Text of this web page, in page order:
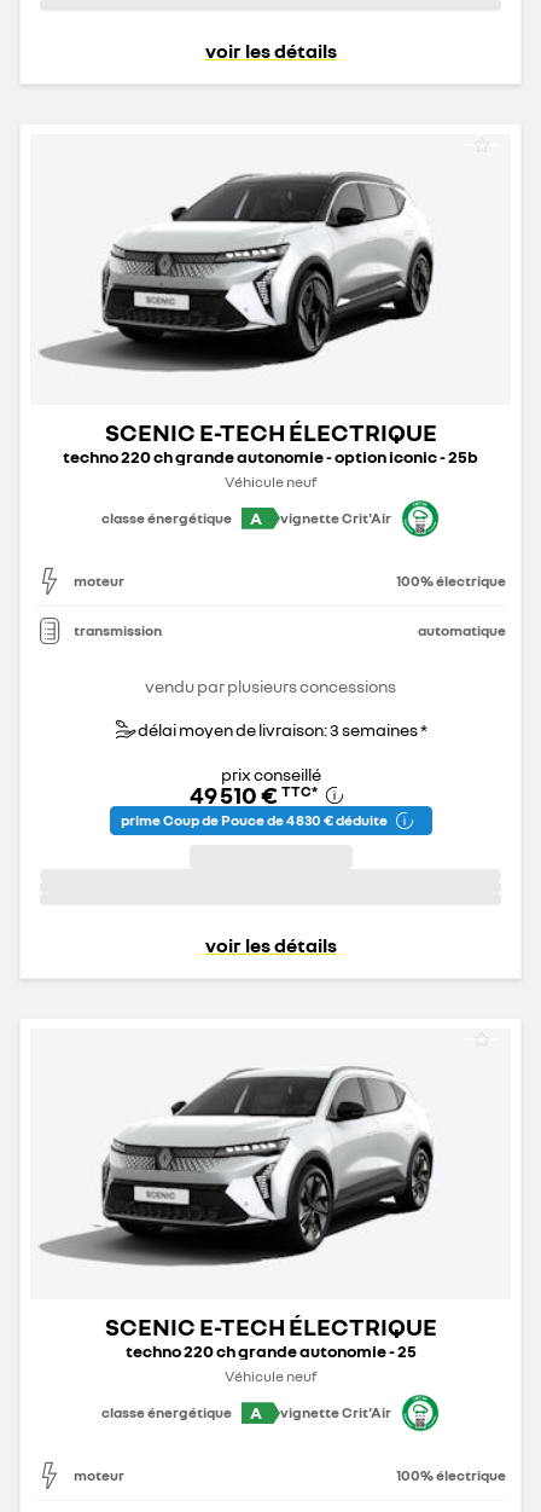
voir les détails
SCENIC E-TECH ÉLECTRIQUE
techno 220 ch grande autonomie - option iconic - 25b
Véhicule neuf
classe énergétique
A vignette Crit'Air
moteur 100% électrique
transmission automatique
vendu par plusieurs concessions
délai moyen de livraison: 3 semaines *
prix conseillé
49 510 € TTC*
prime Coup de Pouce de 4 830 € déduite
voir les détails
SCENIC E-TECH ÉLECTRIQUE
techno 220 ch grande autonomie - 25
Véhicule neuf
classe énergétique
A vignette Crit'Air
moteur 100% électrique